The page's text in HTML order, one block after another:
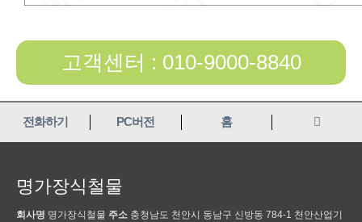
고객센터 : 010-9000-8840
전화하기 PC버전 홈
명가장식철물
회사명 명가장식철물 주소 충청남도 천안시 동남구 신방동 784-1 천안산업기